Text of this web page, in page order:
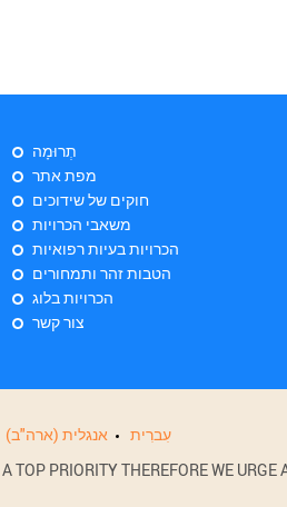
תְרוּמָה
מפת אתר
חוקים של שידוכים
משאבי הכרויות
הכרויות בעיות רפואיות
הטבות זהר ותמחורים
הכרויות בלוג
צור קשר
אנגלית (ארה"ב) עִברִית
PRIORITY THEREFORE WE